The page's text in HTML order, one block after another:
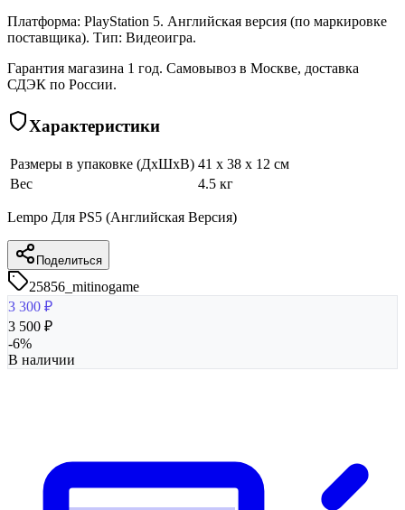
Платформа: PlayStation 5. Английская версия (по маркировке
поставщика). Тип: Видеоигра.
Гарантия магазина 1 год. Самовывоз в Москве, доставка
СДЭК по России.
Характеристики
Размеры в упаковке (ДхШхВ) 41 x 38 x 12 см
Вес
4.5 кг
Lempo Для PS5 (Английская Версия)
Поделиться
25856_mitinogame
3 300 ₽
3 500 ₽
-6%
В наличии